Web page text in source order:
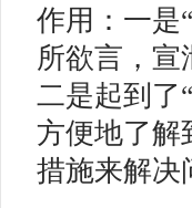
作用：一是
所欲言，宣
二是起到了
方便地了解
措施来解决